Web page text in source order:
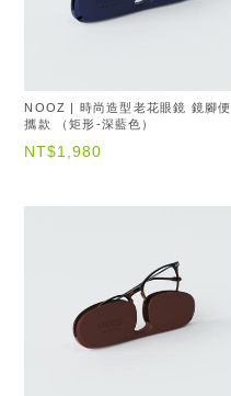
NOOZ | 時尚造型老花眼鏡 鏡腳便
攜款 （矩形-深藍色）
NT$1,980